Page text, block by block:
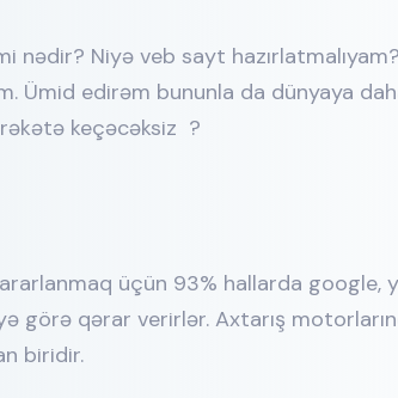
nədir? Niyə veb sayt hazırlatmalıyam?
Ümid edirəm bununla da dünyaya
keçəcəksiz ?
üçün 93% hallarda google,
görə qərar verirlər. Axtarış
biridir.